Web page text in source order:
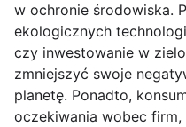
w ochronie środowiska.
ekologicznych
czy inwestowanie w
zmniejszyć swoje
planetę. Ponadto,
oczekiwania wobec